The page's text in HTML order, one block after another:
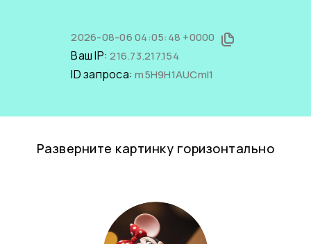
2026-08-06 04:05:48 +0000
Ваш IP:216.73.217.154
ID запроса:m5H9H1AUCmI1
Разверните картинку горизонтально